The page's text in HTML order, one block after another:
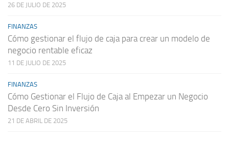
26 DE JULIO DE 2025
FINANZAS
Cómo gestionar el flujo de caja para crear un modelo de
negocio rentable eficaz
11 DE JULIO DE 2025
FINANZAS
Cómo Gestionar el Flujo de Caja al Empezar un Negocio
Desde Cero Sin Inversión
21 DE ABRIL DE 2025